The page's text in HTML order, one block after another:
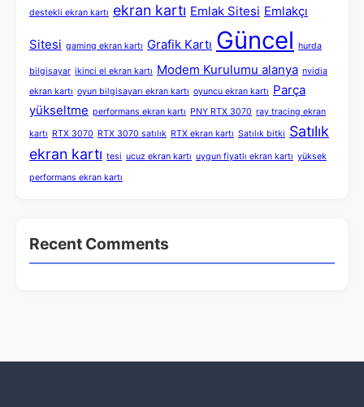
destekli ekran kartı ekran kartı Emlak Sitesi Emlakçı
Sitesi gaming ekran kartı Grafik Kartı Güncel hurda
bilgisayar ikinci el ekran kartı Modem Kurulumu alanya nvidia
ekran kartı oyun bilgisayarı ekran kartı oyuncu ekran kartı Parça
yükseltme performans ekran kartı PNY RTX 3070 ray tracing ekran
kartı RTX 3070 RTX 3070 satılık RTX ekran kartı Satılık bitki Satılık
ekran kartı tesi ucuz ekran kartı uygun fiyatlı ekran kartı yüksek
performans ekran kartı
Recent Comments